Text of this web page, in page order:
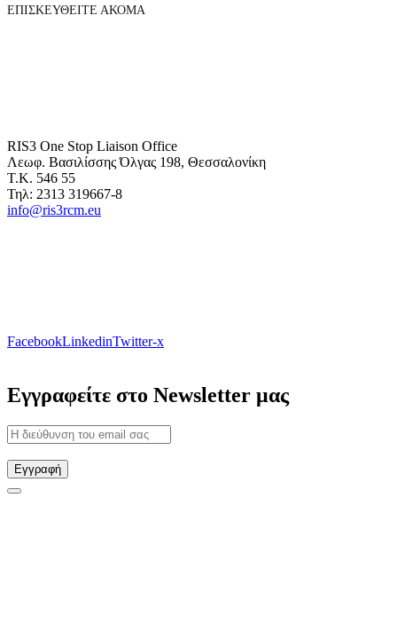
ΕΠΙΣΚΕΥΘΕΙΤΕ ΑΚΟΜΑ
RIS3 One Stop Liaison Office
Λεωφ. Βασιλίσσης Όλγας 198, Θεσσαλονίκη
Τ.Κ. 546 55
Τηλ: 2313 319667-8
info@ris3rcm.eu
FacebookLinkedinTwitter-x
Εγγραφείτε στο Newsletter μας
Εγγραφή